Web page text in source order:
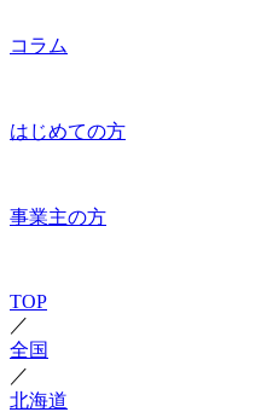
コラム
はじめての方
事業主の方
TOP
／
全国
／
北海道